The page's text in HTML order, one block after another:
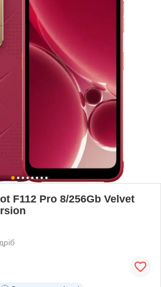
F112 Pro 8/256Gb Velvet